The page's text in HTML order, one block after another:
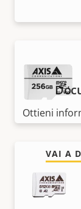
Ottieni
VAI A